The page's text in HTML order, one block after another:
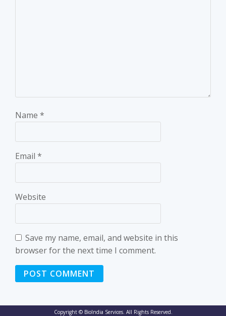
Name *
Email *
Website
Save my name, email, and website in this
browser for the next time I comment.
Copyright © BioIndia Services. All Rights Reserved.